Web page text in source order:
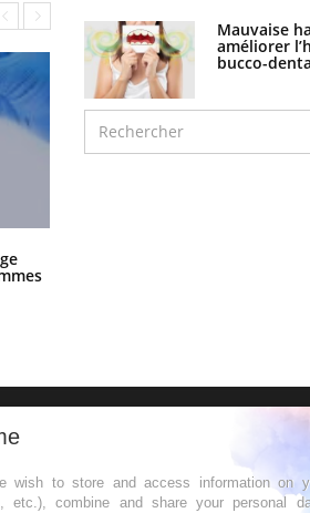
Mauvaise
améliorer
bucco-
les meilleures
wish to store and access information on
etc.), combine and share your personal